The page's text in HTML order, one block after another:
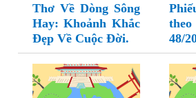
Thơ Về Dòng Sông
Hay: Khoảnh Khắc
Đẹp Về Cuộc Đời.
48/